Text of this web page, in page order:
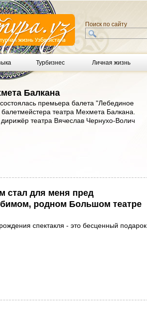
Поиск по сайту
Турбизнес Личная жизнь
Балкана
премьера балета "Лебединое
театра Мехмета Балкана.
театра Вячеслав Чернухо-Волич
стал для меня пред
родном Большом театре
спектакля - это бесценный подарок